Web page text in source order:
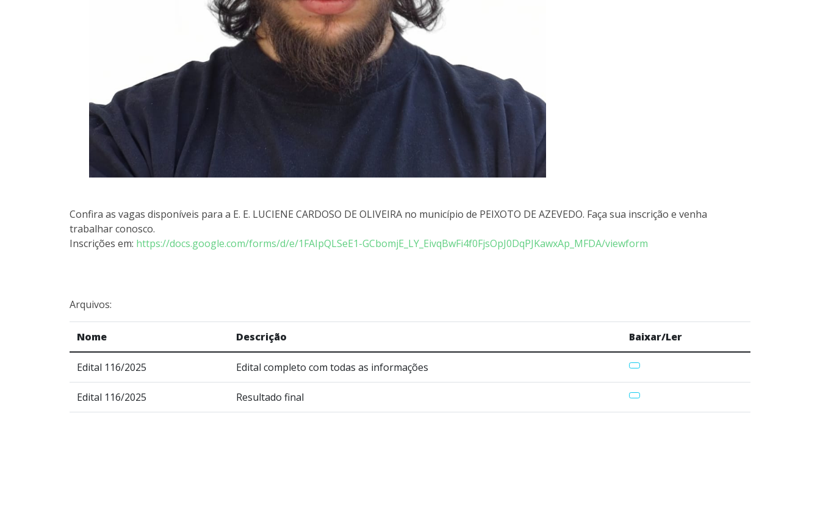
Confira as vagas disponíveis para a E. E. LUCIENE CARDOSO DE OLIVEIRA no município de PEIXOTO DE AZEVEDO. Faça sua inscrição e venha
trabalhar conosco.
Inscrições em: https://docs.google.com/forms/d/e/1FAIpQLSeE1-GCbomjE_LY_EivqBwFi4f0FjsOpJ0DqPJKawxAp_MFDA/viewform
Arquivos:
Nome Descrição Baixar/Ler
Edital 116/2025 Edital completo com todas as informações
Edital 116/2025 Resultado final